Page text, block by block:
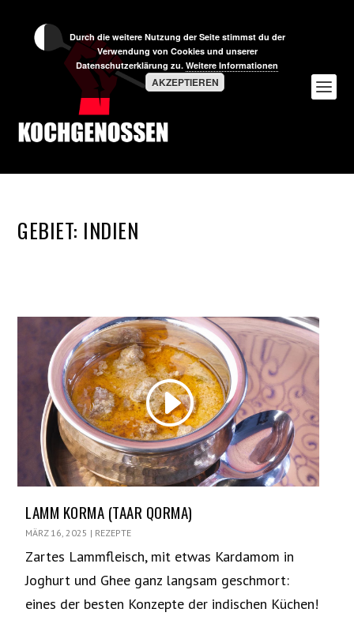
GEBIET: INDIEN
LAMM KORMA (TAAR QORMA)
MÄRZ 16, 2025 | REZEPTE
Zartes Lammfleisch, mit etwas Kardamom in
Joghurt und Ghee ganz langsam geschmort:
eines der besten Konzepte der indischen Küchen!
Durch die weitere Nutzung der Seite stimmst du der
Verwendung von Cookies und unserer
Datenschutzerklärung zu. Weitere Informationen
AKZEPTIEREN